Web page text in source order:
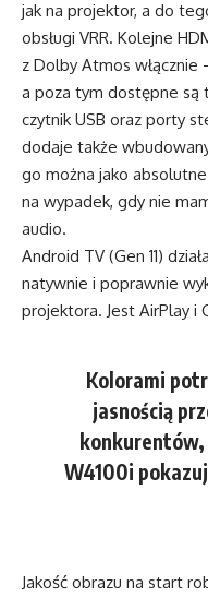
jak na projektor, a do
obsługi VRR. Kolejne
z Dolby Atmos włącznie
a poza tym dostępne są
czytnik USB oraz porty
dodaje także
go można jako
na wypadek, gdy nie
audio.
Android TV (Gen 11)
natywnie i poprawnie
projektora. Jest AirPlay i
Kolorami
jasnością
konkurentów,
W4100i
Jakość obrazu na start